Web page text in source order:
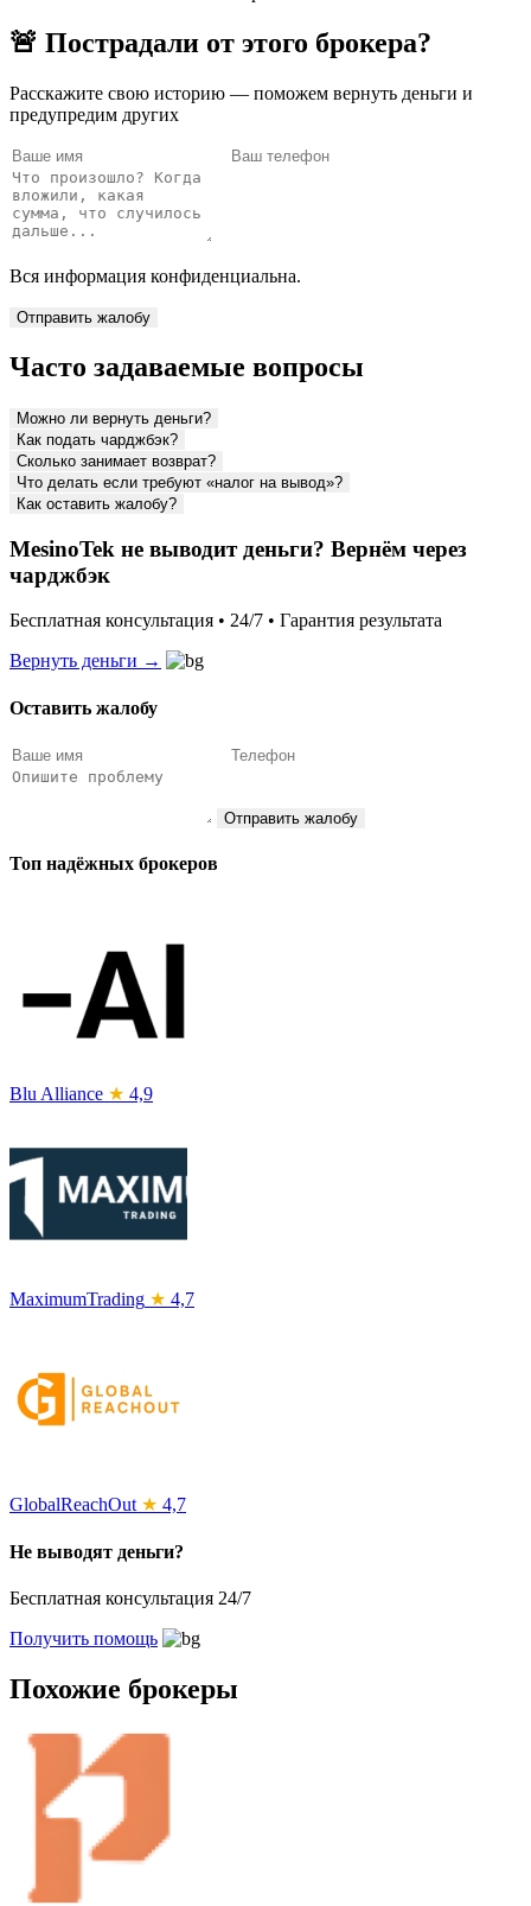
🚨 Пострадали от этого брокера?
Расскажите свою историю — поможем вернуть деньги и
предупредим других
Вся информация конфиденциальна.
Отправить жалобу
Часто задаваемые вопросы
Можно ли вернуть деньги?
Как подать чарджбэк?
Сколько занимает возврат?
Что делать если требуют «налог на вывод»?
Как оставить жалобу?
MesinoTek не выводит деньги? Вернём через
чарджбэк
Бесплатная консультация • 24/7 • Гарантия результата
Вернуть деньги →
Оставить жалобу
Отправить жалобу
Топ надёжных брокеров
Blu Alliance ★ 4,9
MaximumTrading ★ 4,7
GlobalReachOut ★ 4,7
Не выводят деньги?
Бесплатная консультация 24/7
Получить помощь
Похожие брокеры